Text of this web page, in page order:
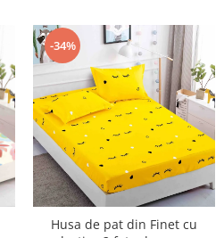
-34%
Husa de pat din Finet cu